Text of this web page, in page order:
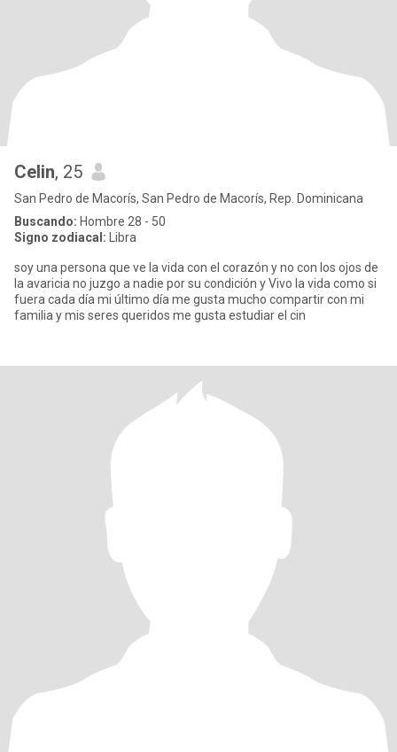
Celin, 25
San Pedro de Macorís, San Pedro de Macorís, Rep. Dominicana
Buscando: Hombre 28 - 50
Signo zodiacal: Libra
soy una persona que ve la vida con el corazón y no con los ojos de
la avaricia no juzgo a nadie por su condición y Vivo la vida como si
fuera cada día mi último día me gusta mucho compartir con mi
familia y mis seres queridos me gusta estudiar el cin